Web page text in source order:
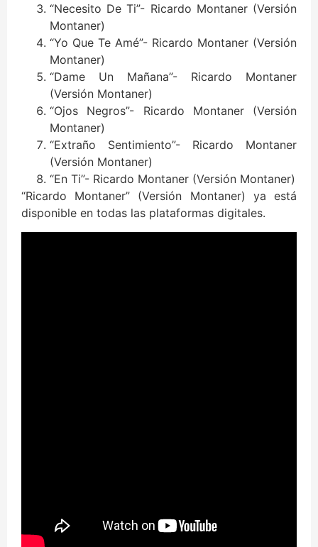
“Necesito De Ti”- Ricardo Montaner (Versión
Montaner)
“Yo Que Te Amé”- Ricardo Montaner (Versión
Montaner)
“Dame Un Mañana”- Ricardo Montaner
(Versión Montaner)
“Ojos Negros”- Ricardo Montaner (Versión
Montaner)
“Extraño Sentimiento”- Ricardo Montaner
(Versión Montaner)
“En Ti”- Ricardo Montaner (Versión Montaner)
“Ricardo Montaner” (Versión Montaner) ya está
disponible en todas las plataformas digitales.